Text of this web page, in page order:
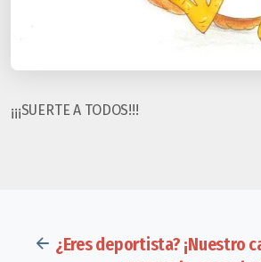
¡¡¡SUERTE A TODOS!!!
¿Eres deportista? ¡Nuestro